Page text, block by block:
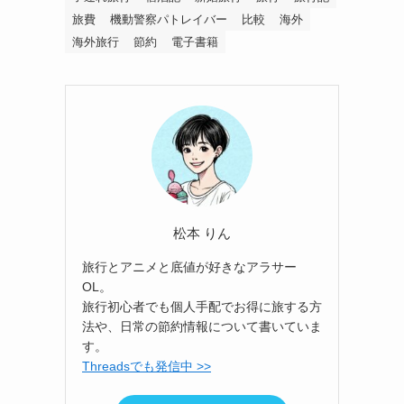
旅費
機動警察パトレイバー 比較
海外
海外旅行
節約 電子書籍
松本 りん
旅行とアニメと底値が好きなアラサー
OL。
旅行初心者でも個人手配でお得に旅する方
法や、日常の節約情報について書いていま
す。
Threadsでも発信中 >>